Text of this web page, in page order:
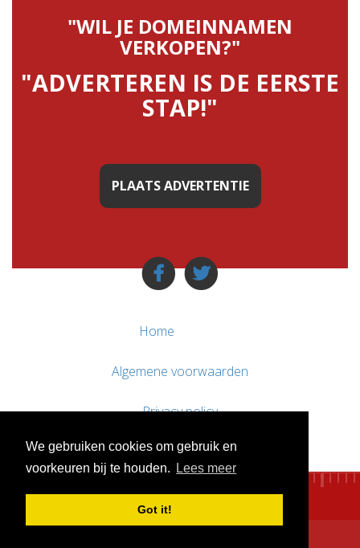
We gebruiken cookies om gebruik en
voorkeuren bij te houden.
Lees meer
Got it!
"WIL JE DOMEINNAMEN
VERKOPEN?"
"ADVERTEREN IS DE EERSTE
STAP!"
PLAATS ADVERTENTIE
Home
Algemene voorwaarden
Privacy policy
Contact / Support